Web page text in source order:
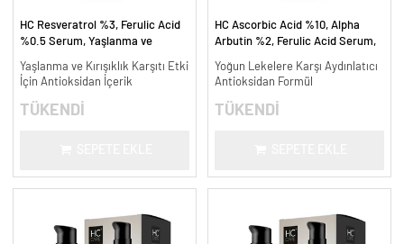
HC Resveratrol %3, Ferulic Acid
%0.5 Serum, Yaşlanma ve
Yaşlanma ve Kırışıklık Karşıtı Etki
İçin Antioksidan İçerik
TÜKENDİ
HC Ascorbic Acid %10, Alpha
Arbutin %2, Ferulic Acid Serum,
ml.
Yoğun Lekelere Karşı Aydınlatıcı
Antioksidan Formül
TÜKENDİ